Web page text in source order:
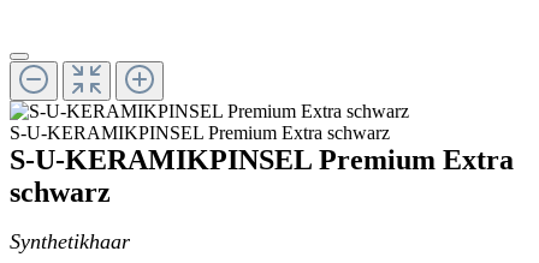
S-U-KERAMIKPINSEL Premium Extra schwarz
S-U-KERAMIKPINSEL Premium Extra
schwarz
Synthetikhaar